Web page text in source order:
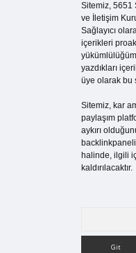
Sitemiz, 5651
ve İletişim
Sağlayıcı
içerikleri
yazdıkları
üye olarak bu
Sitemiz, kar
paylaşım
aykırı
halinde, ilgili
kaldırılacaktır.